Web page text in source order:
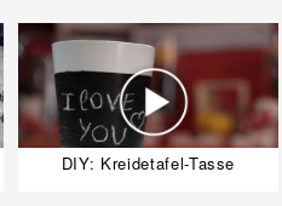
DIY: Kreidetafel-Tasse